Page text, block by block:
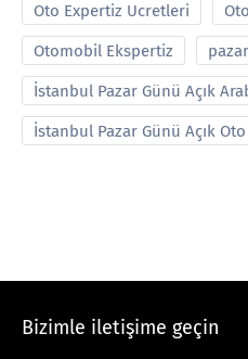
Oto Expertiz Ucretleri
Otomobil Ekspertiz
İstanbul Pazar Günü Açık
İstanbul Pazar Günü Açık
Bizimle iletişime geçin